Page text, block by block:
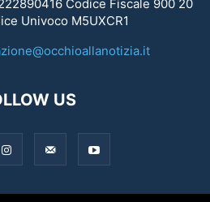
Codice Fiscale 900 20
Univoco M5UXCR1
US